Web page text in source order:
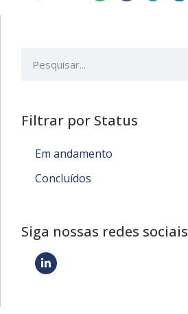
Filtrar por Status
Em andamento
Concluídos
Siga nossas redes sociais